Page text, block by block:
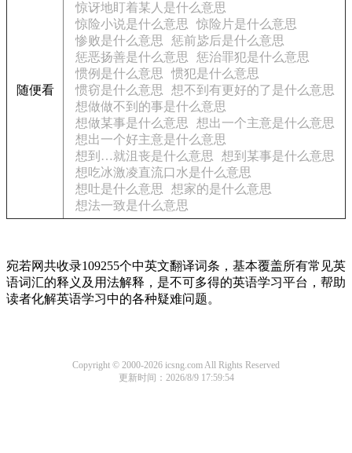
随便看
惊讶地盯着某人是什么意思
惊险小说是什么意思
惊险片是什么意思
惨败是什么意思
惩前毖后是什么意思
惩恶扬善是什么意思
惩治罪犯是什么意思
惯例是什么意思
惯犯是什么意思
惯窃是什么意思
想不到有更好的了是什么意思
想做做不到的事是什么意思
想做某事是什么意思
想出一个主意是什么意思
想出一个好主意是什么意思
想到…就沮丧是什么意思
想到某事是什么意思
想吃冰激凌直流口水是什么意思
想吐是什么意思
想家的是什么意思
想法一致是什么意思
宛若网共收录109255个中英文翻译词条，基本覆盖所有常见英
语词汇的释义及用法解释，是不可多得的英语学习平台，帮助
读者化解英语学习中的各种疑难问题。
Copyright © 2000-2026 icsng.com All Rights Reserved
更新时间：2026/8/9 17:59:54